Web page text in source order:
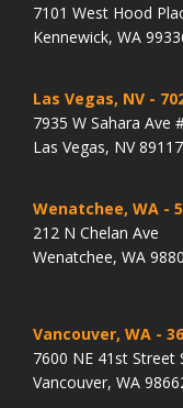
7101 West Hood
Kennewick, WA
Las Vegas, NV -
7935 W Sahara Ave
Las Vegas, NV 89117
Wenatchee, WA -
212 N Chelan Ave
Wenatchee, WA
Vancouver, WA -
7600 NE 41st Street
Vancouver, WA